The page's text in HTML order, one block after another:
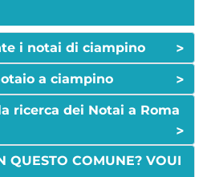
i notai di ciampino >
a ciampino >
ricerca dei Notai a Roma
>
QUESTO COMUNE? VOUI